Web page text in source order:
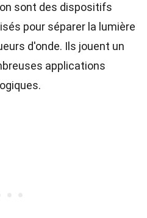
sont des dispositifs
pour séparer la lumière
d'onde. Ils jouent un
applications